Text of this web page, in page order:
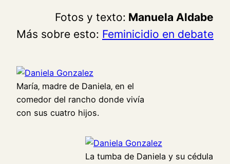
Fotos y texto: Manuela Aldabe
Más sobre esto: Feminicidio en debate
María‚ madre de Daniela‚ en el
comedor del rancho donde vivía
con sus cuatro hijos.
La tumba de Daniela y su cédula